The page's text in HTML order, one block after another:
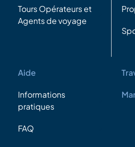
Tours Opérateurs et
Agents de voyage
Aide
Informations
pratiques
FAQ